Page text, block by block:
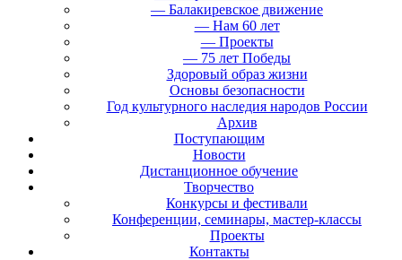
— Балакиревское движение
— Нам 60 лет
— Проекты
— 75 лет Победы
Здоровый образ жизни
Основы безопасности
Год культурного наследия народов России
Архив
Поступающим
Новости
Дистанционное обучение
Творчество
Конкурсы и фестивали
Конференции, семинары, мастер-классы
Проекты
Контакты